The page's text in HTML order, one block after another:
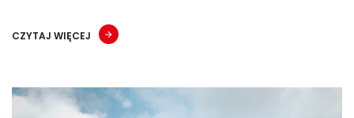
CZYTAJ WIĘCEJ